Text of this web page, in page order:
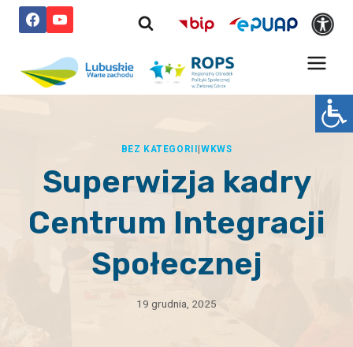
Przejdź
BEZ KATEGORII WKWS
Superwizja kadry
Centrum Integracji
Społecznej
19 grudnia, 2025